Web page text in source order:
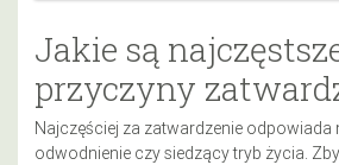
Jakie są
przyczyny
Najczęściej za zatwardzenie odpowiada
odwodnienie czy siedzący tryb życia.